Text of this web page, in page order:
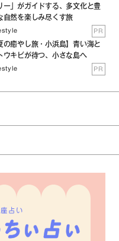
ー」がガイドする、多文化と豊
自然を楽しみ尽くす旅
PR
の癒やし旅・小浜島】青い海と
ウキビが待つ、小さな島へ
PR
占い